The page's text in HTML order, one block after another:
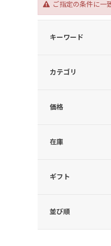
ご指定の条件に一
キーワード
カテゴリ
価格
在庫
ギフト
並び順